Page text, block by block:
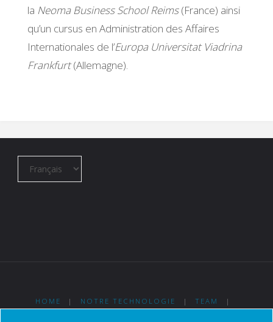
la Neoma Business School Reims(France) ainsi
qu’un cursus en Administration des Affaires
Internationales de l’Europa Universitat Viadrina
Frankfurt(Allemagne).
HOME | NOTRE TECHNOLOGIE | TEAM
|